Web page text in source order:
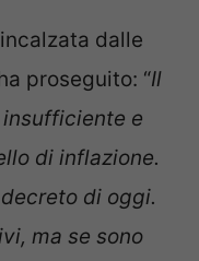
incalzata dalle
proseguito: “Il
e
di inflazione.
di oggi.
ma se sono